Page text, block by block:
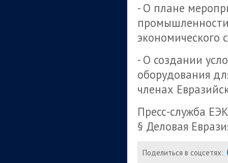
- О плане
промышленности
экономического
- О создании
оборудования
членах
Пресс-служба ЕЭК
§ Деловая
Поделиться в соцсетях: